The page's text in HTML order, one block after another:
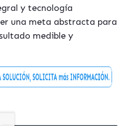
y tecnología
una meta abstracta para
medible y